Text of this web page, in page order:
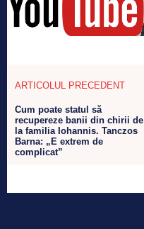
ARTICOLUL PRECEDENT
Cum poate statul să
recupereze banii din chirii de
la familia Iohannis. Tanczos
Barna: „E extrem de
complicat”